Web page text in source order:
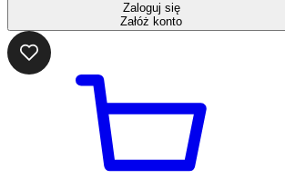
Zaloguj się
Załóż konto